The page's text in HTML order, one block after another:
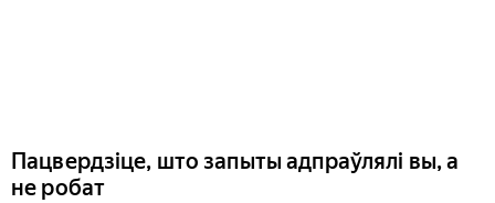
Пацвердзіце, што запыты адпраўлялі вы, а
не робат